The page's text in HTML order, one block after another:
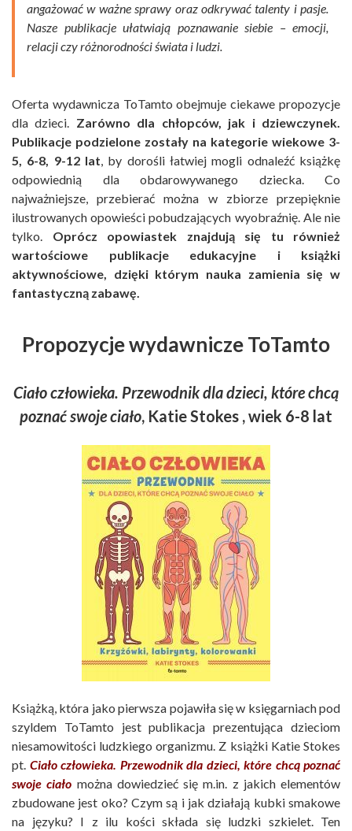
angażować w ważne sprawy oraz odkrywać talenty i pasje.
Nasze publikacje ułatwiają poznawanie siebie – emocji,
relacji czy różnorodności świata i ludzi.
Oferta wydawnicza ToTamto obejmuje ciekawe propozycje
dla dzieci. Zarówno dla chłopców, jak i dziewczynek.
Publikacje podzielone zostały na kategorie wiekowe 3-
5, 6-8, 9-12 lat, by dorośli łatwiej mogli odnaleźć książkę
odpowiednią dla obdarowywanego dziecka. Co
najważniejsze, przebierać można w zbiorze przepięknie
ilustrowanych opowieści pobudzających wyobraźnię. Ale nie
tylko. Oprócz opowiastek znajdują się tu również
wartościowe publikacje edukacyjne i książki
aktywnościowe, dzięki którym nauka zamienia się w
fantastyczną zabawę.
Propozycje wydawnicze ToTamto
Ciało człowieka. Przewodnik dla dzieci, które chcą
poznać swoje ciało, Katie Stokes , wiek 6-8 lat
Książką, która jako pierwsza pojawiła się w księgarniach pod
szyldem ToTamto jest publikacja prezentująca dzieciom
niesamowitości ludzkiego organizmu. Z książki Katie Stokes
pt. Ciało człowieka. Przewodnik dla dzieci, które chcą poznać
swoje ciało można dowiedzieć się m.in. z jakich elementów
zbudowane jest oko? Czym są i jak działają kubki smakowe
na języku? I z ilu kości składa się ludzki szkielet. Ten